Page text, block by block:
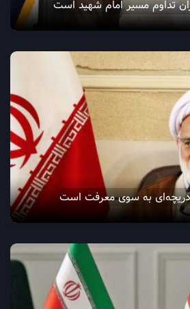
تداوم مسیر امام شهید است
دریچه‌ای به سوی معرفت است